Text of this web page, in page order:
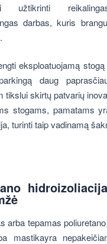
užtikrinti
darbas, kuris
eksploatuojamą
daug
tikslui skirtų patvarių
stogams, pamatams
turinti taip vadinamą
arba tepamas
mastikayra